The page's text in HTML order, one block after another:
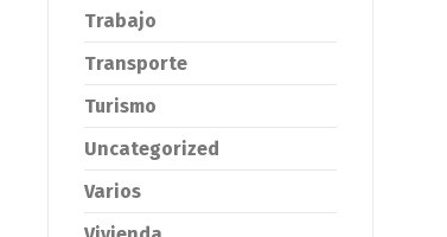
Trabajo
Transporte
Turismo
Uncategorized
Varios